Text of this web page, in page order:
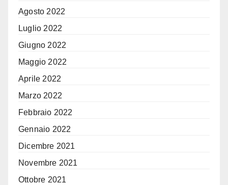
Agosto 2022
Luglio 2022
Giugno 2022
Maggio 2022
Aprile 2022
Marzo 2022
Febbraio 2022
Gennaio 2022
Dicembre 2021
Novembre 2021
Ottobre 2021